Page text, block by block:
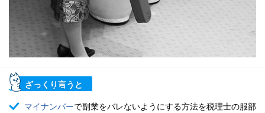
ざっくり言うと
マイナンバーで副業をバレないようにする方法を税理士の服部